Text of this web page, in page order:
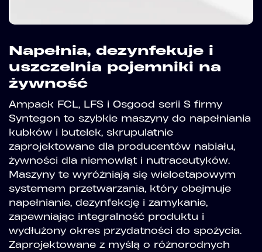
Napełnia, dezynfekuje i
uszczelnia pojemniki na
żywność
Ampack FCL, LFS i Osgood serii S firmy
Syntegon to szybkie maszyny do napełniania
kubków i butelek, skrupulatnie
zaprojektowane dla producentów nabiału,
żywności dla niemowląt i nutraceutyków.
Maszyny te wyróżniają się wieloetapowym
systemem przetwarzania, który obejmuje
napełnianie, dezynfekcję i zamykanie,
zapewniając integralność produktu i
wydłużony okres przydatności do spożycia.
Zaprojektowane z myślą o różnorodnych